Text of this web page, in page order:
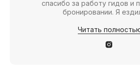
спасибо за работу гидов и
бронировании. Я
Читать